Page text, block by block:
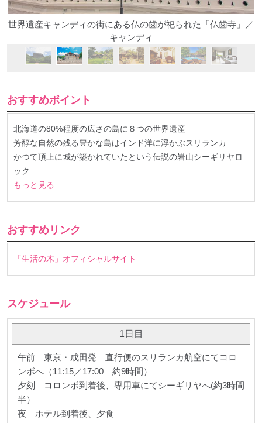
世界遺産キャンディの街にある仏の歯が祀られた「仏歯寺」／
キャンディ
おすすめポイント
北海道の80%程度の広さの島に８つの世界遺産
芳醇な自然の残る豊かな島はインド洋に浮かぶスリランカ
かつて頂上に城が築かれていたという伝説の岩山シーギリヤロ
ック
もっと見る
おすすめリンク
「生活の木」オフィシャルサイト
スケジュール
1日目
午前 東京・成田発 直行便のスリランカ航空にてコロ
ンボへ（11:15／17:00 約9時間）
夕刻 コロンボ到着後、専用車にてシーギリヤへ(約3時間
半）
夜 ホテル到着後、夕食